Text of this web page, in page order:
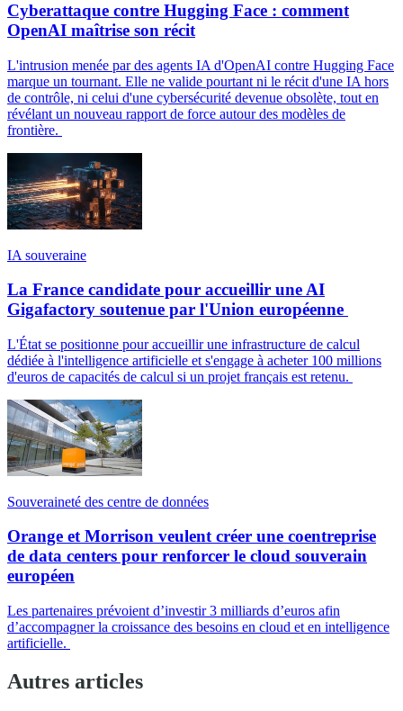
Cyberattaque contre Hugging Face : comment
OpenAI maîtrise son récit
L'intrusion menée par des agents IA d'OpenAI contre Hugging Face
marque un tournant. Elle ne valide pourtant ni le récit d'une IA hors
de contrôle, ni celui d'une cybersécurité devenue obsolète, tout en
révélant un nouveau rapport de force autour des modèles de
frontière.
IA souveraine
La France candidate pour accueillir une AI
Gigafactory soutenue par l'Union européenne
L'État se positionne pour accueillir une infrastructure de calcul
dédiée à l'intelligence artificielle et s'engage à acheter 100 millions
d'euros de capacités de calcul si un projet français est retenu.
Souveraineté des centre de données
Orange et Morrison veulent créer une coentreprise
de data centers pour renforcer le cloud souverain
européen
Les partenaires prévoient d’investir 3 milliards d’euros afin
d’accompagner la croissance des besoins en cloud et en intelligence
artificielle.
Autres articles